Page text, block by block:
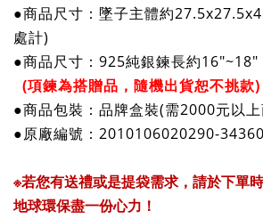
●商品尺寸：墜子主體約
處計)
●商品尺寸： 925純銀鍊長約16"~18"
(項鍊為搭贈品，隨機出貨恕不挑款)
●商品包裝：品牌盒裝(需2000元以
●原廠編號：2010106020290-
※若您有送禮或是提袋需求，請於下單
地球環保盡一份心力！